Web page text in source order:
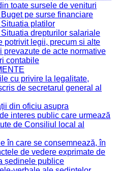
toate sursele de venituri
pe surse financiare
platilor
drepturilor salariale
potrivit legii, precum si alte
prevazute de acte normative
contabile
cu privire la legalitate,
de secretarul general al
din oficiu asupra
interes public care urmează
de Consiliul local al
în care se consemnează, în
de vedere exprimate de
ședinele publice